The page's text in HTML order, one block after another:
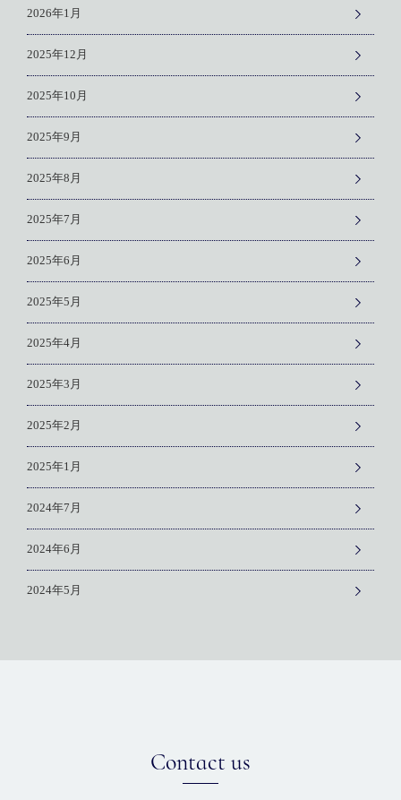
2026年1月
2025年12月
2025年10月
2025年9月
2025年8月
2025年7月
2025年6月
2025年5月
2025年4月
2025年3月
2025年2月
2025年1月
2024年7月
2024年6月
2024年5月
Contact us